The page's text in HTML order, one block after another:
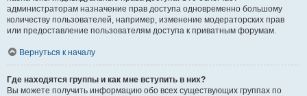
администраторам назначение прав доступа одновременно большому
количеству пользователей, например, изменение модераторских прав
или предоставление пользователям доступа к приватным форумам.
Вернуться к началу
Где находятся группы и как мне вступить в них?
Вы можете получить информацию обо всех существующих группах по